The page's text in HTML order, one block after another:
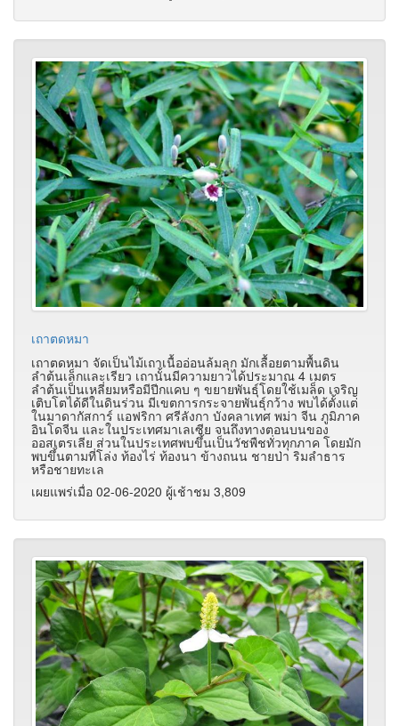
เถาตดหมา
เถาตดหมา จัดเป็นไม้เถาเนื้ออ่อนล้มลุก มักเลื้อยตามพื้นดิน
ลำต้นเล็กและเรียว เถานั้นมีความยาวได้ประมาณ 4 เมตร
ลำต้นเป็นเหลี่ยมหรือมีปีกแคบ ๆ ขยายพันธุ์โดยใช้เมล็ด เจริญ
เติบโตได้ดีในดินร่วน มีเขตการกระจายพันธุ์กว้าง พบได้ตั้งแต่
ในมาดากัสการ์ แอฟริกา ศรีลังกา บังคลาเทศ พม่า จีน ภูมิภาค
อินโดจีน และในประเทศมาเลเซีย จนถึงทางตอนบนของ
ออสเตรเลีย ส่วนในประเทศพบขึ้นเป็นวัชพืชทั่วทุกภาค โดยมัก
พบขึ้นตามที่โล่ง ท้องไร่ ท้องนา ข้างถนน ชายป่า ริมลำธาร
หรือชายทะเล
เผยแพร่เมื่อ 02-06-2020 ผู้เช้าชม 3,809